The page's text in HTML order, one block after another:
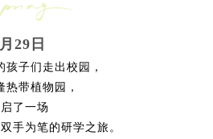
29日
子们走出校园，
热带植物园，
了一场
手为笔的研学之旅。